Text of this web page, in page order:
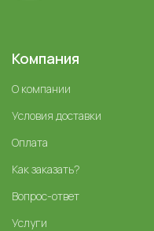
Компания
О компании
Условия доставки
Оплата
Как заказать?
Вопрос-ответ
Услуги